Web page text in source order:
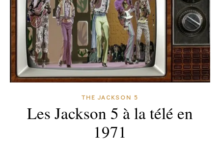
THE JACKSON 5
Les Jackson 5 à la télé en
1971